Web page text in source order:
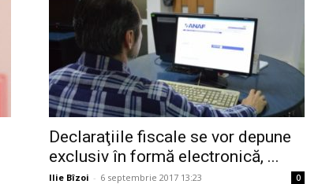
Declaraţiile fiscale se vor depune
exclusiv în formă electronică, ...
Ilie Bîzoi - 6 septembrie 2017 13:23 0